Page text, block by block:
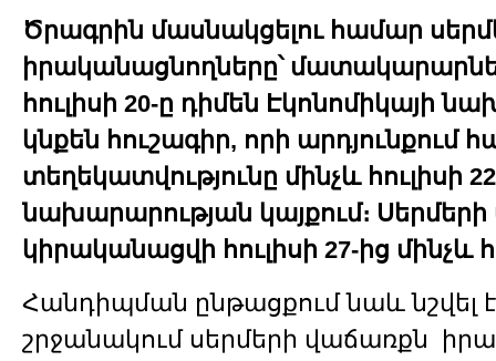
Ծրագրին մասնակցելու համար
իրականացնողները՝
հուլիսի 20-ը դիմեն Էկոնոմիկայի
կնքեն հուշագիր, որի արդյունքում
տեղեկատվությունը մինչև հուլիսի
նախարարության կայքում։
կիրականացվի հուլիսի 27-ից մինչև
Հանդիպման ընթացքում նաև նշվել
շրջանակում սերմերի վաճառքն